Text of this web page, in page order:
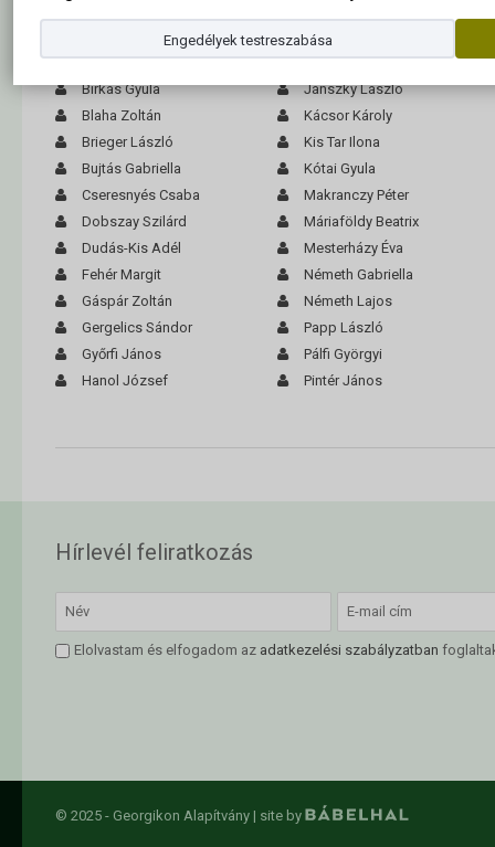
Engedélyek testreszabása
Balázs Ágnes
Birkás Gyula
Blaha Zoltán
Brieger László
Bujtás Gabriella
Cseresnyés Csaba
Dobszay Szilárd
Dudás-Kis Adél
Fehér Margit
Gáspár Zoltán
Gergelics Sándor
Győrfi János
Hanol József
Horváth Miklós
Iván Szilárd
Jánszky László
Kácsor Károly
Kis Tar Ilona
Kótai Gyula
Makranczy Péter
Máriaföldy Beatrix
Mesterházy Éva
Németh Gabriella
Németh Lajos
Papp László
Pálfi Györgyi
Pintér János
Hírlevél feliratkozás
Elolvastam és elfogadom az adatkezelési szabályzatban
© 2025 - Georgikon Alapítvány | site by